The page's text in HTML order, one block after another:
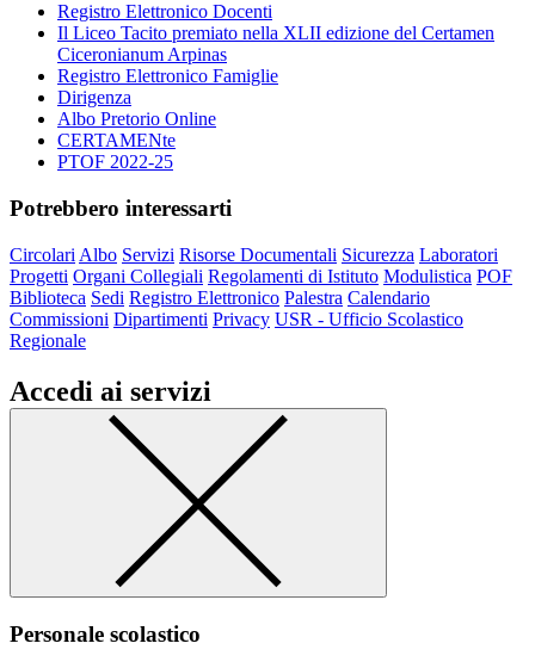
Registro Elettronico Docenti
Il Liceo Tacito premiato nella XLII edizione del Certamen
Ciceronianum Arpinas
Registro Elettronico Famiglie
Dirigenza
Albo Pretorio Online
CERTAMENte
PTOF 2022-25
Potrebbero interessarti
Circolari Albo Servizi Risorse Documentali Sicurezza Laboratori
Progetti Organi Collegiali Regolamenti di Istituto Modulistica POF
Biblioteca Sedi Registro Elettronico Palestra Calendario
Commissioni Dipartimenti Privacy USR - Ufficio Scolastico
Regionale
Accedi ai servizi
Personale scolastico